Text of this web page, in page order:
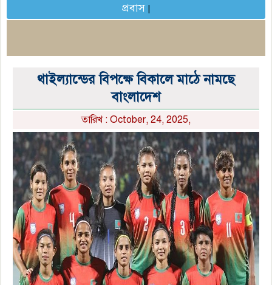
প্রবাস|
থাইল্যান্ডের বিপক্ষে বিকালে মাঠে নামছে
বাংলাদেশ
তারিখ : October, 24, 2025,